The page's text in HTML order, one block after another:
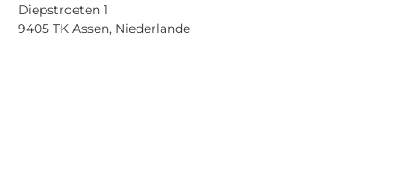
Diepstroeten 1
9405 TK Assen, Niederlande